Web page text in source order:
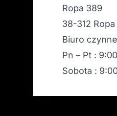
Ropa 389
38-312 Ropa
Biuro
Pn – Pt :
Sobota :